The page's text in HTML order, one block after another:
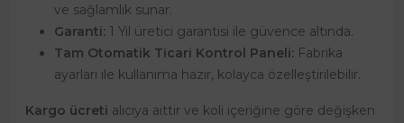
ve sağlamlık sunar.
Garanti: 1 Yıl üretici garantisi ile güvence altında.
Tam Otomatik Ticari Kontrol Paneli: Fabrika
ayarları ile kullanıma hazır, kolayca özelleştirilebilir.
Kargo ücreti alıcıya aittir ve koli içeriğine göre değişken